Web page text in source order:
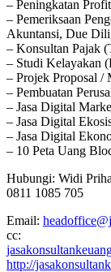
– Peningkatan
– Pemeriksaan
Akuntansi, Due
– Konsultan Pajak
– Studi Kelayakan
– Projek Proposal /
– Pembuatan
– Jasa Digital
– Jasa Digital
– Jasa Digital
– 10 Peta Uang
Hubungi: Widi
0811 1085 705
Email:
cc:
http://